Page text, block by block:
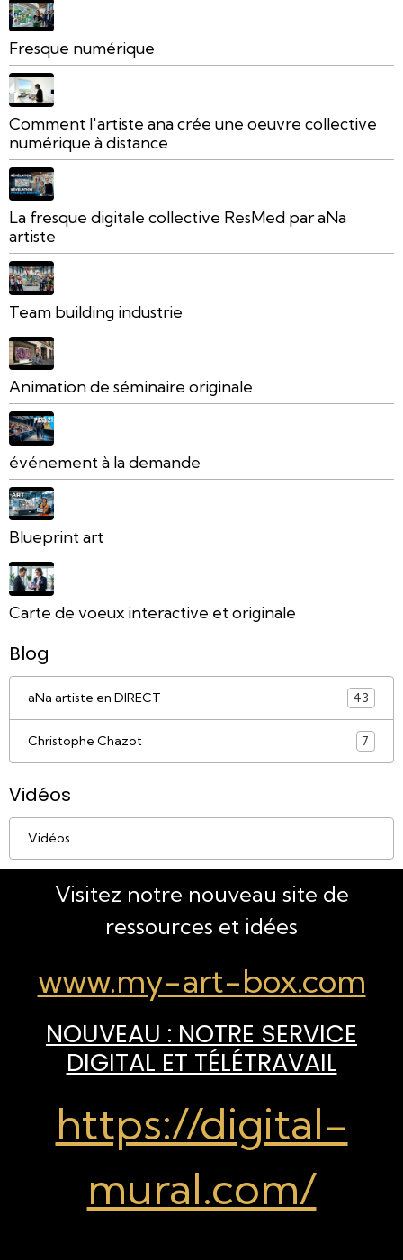
Fresque numérique
Comment l'artiste ana crée une oeuvre collective
numérique à distance
La fresque digitale collective ResMed par aNa
artiste
Team building industrie
Animation de séminaire originale
événement à la demande
Blueprint art
Carte de voeux interactive et originale
Blog
aNa artiste en DIRECT 43
Christophe Chazot 7
Vidéos
Vidéos
Visitez notre nouveau site de
ressources et idées
www.my-art-box.com
NOUVEAU : NOTRE SERVICE
DIGITAL ET TÉLÉTRAVAIL
https://digital-
mural.com/